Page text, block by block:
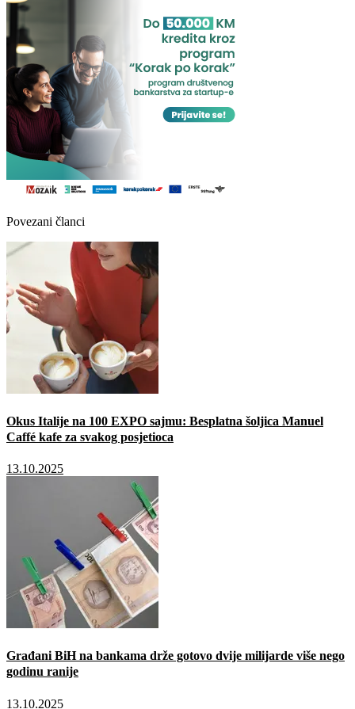
Povezani članci
Okus Italije na 100 EXPO sajmu: Besplatna šoljica Manuel
Caffé kafe za svakog posjetioca
13.10.2025
Građani BiH na bankama drže gotovo dvije milijarde više nego
godinu ranije
13.10.2025